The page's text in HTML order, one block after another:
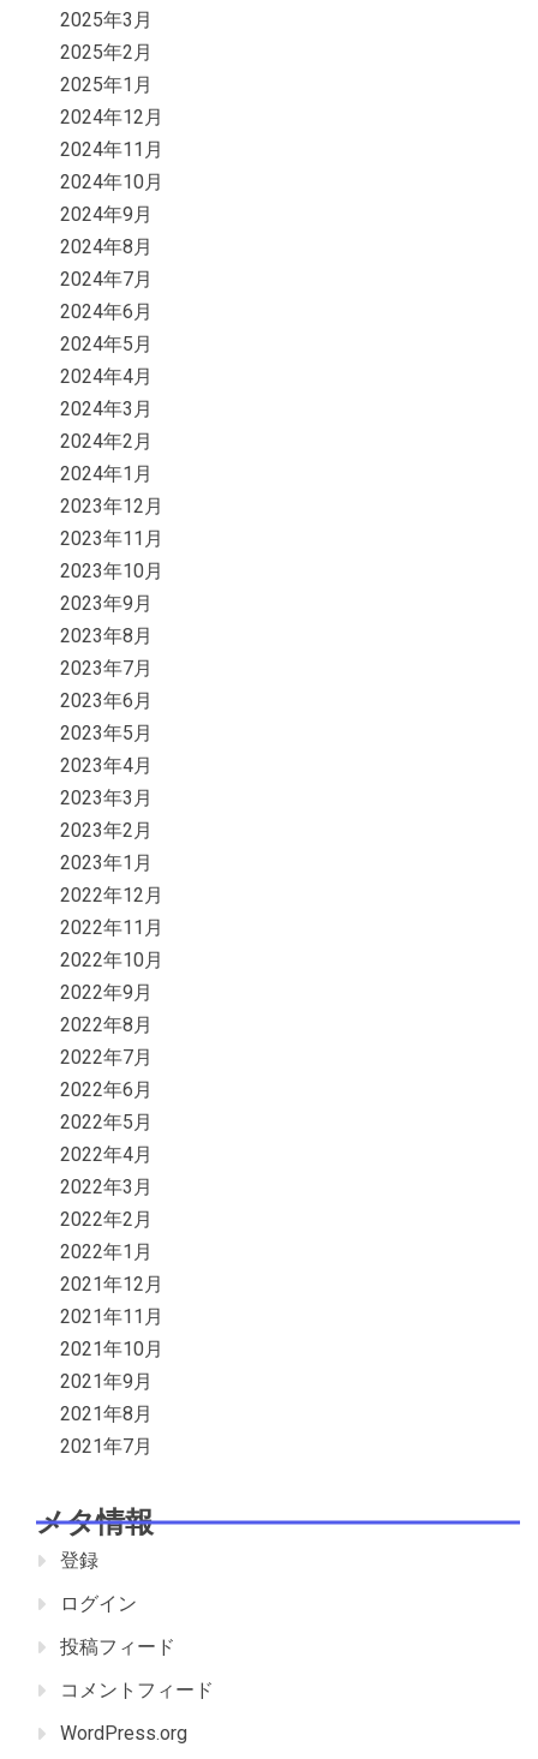
2025年3月
2025年2月
2025年1月
2024年12月
2024年11月
2024年10月
2024年9月
2024年8月
2024年7月
2024年6月
2024年5月
2024年4月
2024年3月
2024年2月
2024年1月
2023年12月
2023年11月
2023年10月
2023年9月
2023年8月
2023年7月
2023年6月
2023年5月
2023年4月
2023年3月
2023年2月
2023年1月
2022年12月
2022年11月
2022年10月
2022年9月
2022年8月
2022年7月
2022年6月
2022年5月
2022年4月
2022年3月
2022年2月
2022年1月
2021年12月
2021年11月
2021年10月
2021年9月
2021年8月
2021年7月
メタ情報
登録
ログイン
投稿フィード
コメントフィード
WordPress.org